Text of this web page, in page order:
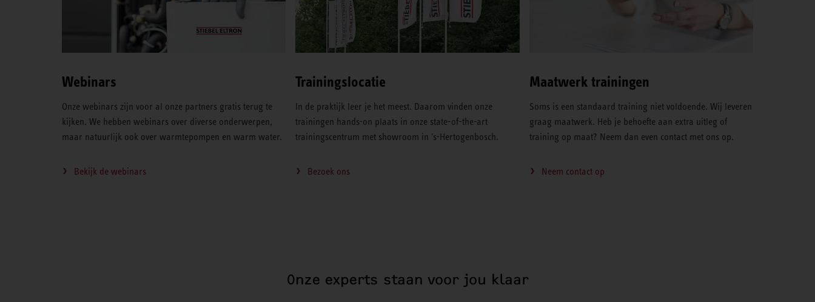
Webinars
Onze webinars zijn voor al onze partners gratis terug te
kijken. We hebben webinars over diverse onderwerpen,
maar natuurlijk ook over warmtepompen en warm water.
Bekijk de webinars
Trainingslocatie
In de praktijk leer je het meest. Daarom vinden onze
trainingen hands-on plaats in onze state-of-the-art
trainingscentrum met showroom in 's-Hertogenbosch.
Bezoek ons
Maatwerk trainingen
Soms is een standaard training niet voldoende. Wij leveren
graag maatwerk. Heb je behoefte aan extra uitleg of
training op maat? Neem dan even contact met ons op.
Neem contact op
Onze experts staan voor jou klaar